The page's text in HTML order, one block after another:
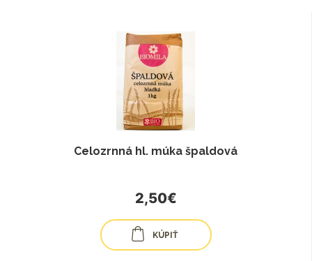
Celozrnná hl. múka špaldová
2,50€
KÚPIŤ